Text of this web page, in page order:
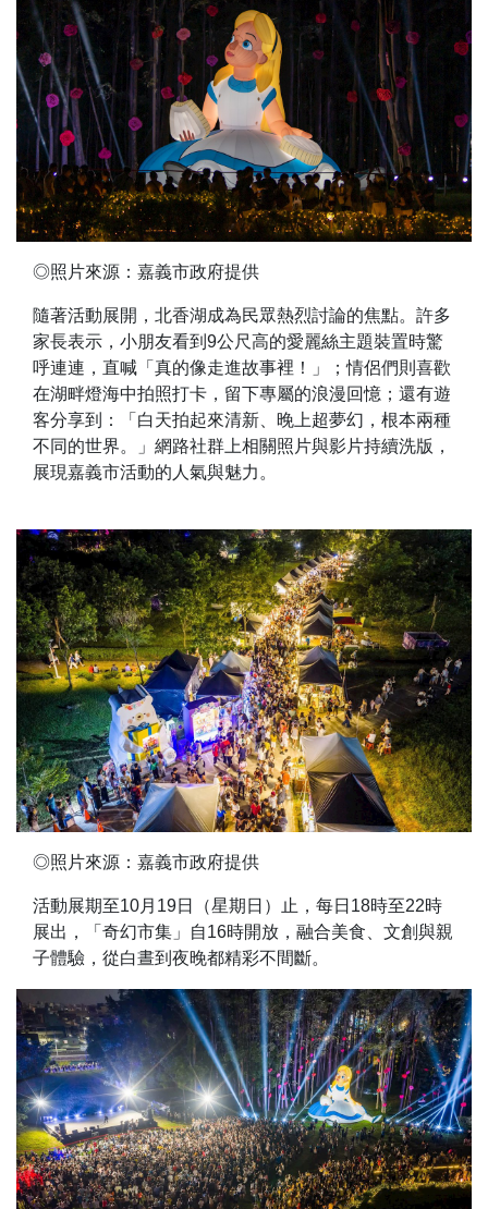
◎照片來源：嘉義市政府提供
隨著活動展開，北香湖成為民眾熱烈討論的焦點。許多
家長表示，小朋友看到9公尺高的愛麗絲主題裝置時驚
呼連連，直喊「真的像走進故事裡！」；情侶們則喜歡
在湖畔燈海中拍照打卡，留下專屬的浪漫回憶；還有遊
客分享到：「白天拍起來清新、晚上超夢幻，根本兩種
不同的世界。」網路社群上相關照片與影片持續洗版，
展現嘉義市活動的人氣與魅力。
◎照片來源：嘉義市政府提供
活動展期至10月19日（星期日）止，每日18時至22時
展出，「奇幻市集」自16時開放，融合美食、文創與親
子體驗，從白晝到夜晚都精彩不間斷。